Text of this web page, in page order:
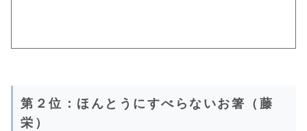
第２位：ほんとうにすべらないお箸（藤
栄）